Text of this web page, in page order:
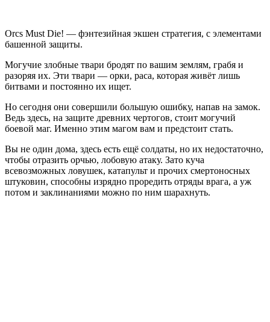
Orcs Must Die! — фэнтезийная экшен стратегия, с элементами
башенной защиты.
Могучие злобные твари бродят по вашим землям, грабя и
разоряя их. Эти твари — орки, раса, которая живёт лишь
битвами и постоянно их ищет.
Но сегодня они совершили большую ошибку, напав на замок.
Ведь здесь, на защите древних чертогов, стоит могучий
боевой маг. Именно этим магом вам и предстоит стать.
Вы не один дома, здесь есть ещё солдаты, но их недостаточно,
чтобы отразить орчью, лобовую атаку. Зато куча
всевозможных ловушек, катапульт и прочих смертоносных
штуковин, способны изрядно проредить отряды врага, а уж
потом и заклинаниями можно по ним шарахнуть.